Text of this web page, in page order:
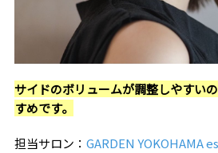
サイドのボリュームが調整しやすい
すめです。
担当サロン： GARDEN YOKOHAMA